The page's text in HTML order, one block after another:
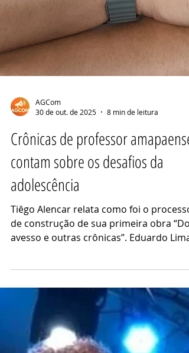
AGCom
30 de out. de 2025
8 min de leitura
Crônicas de professor amapaense
contam sobre os desafios da
adolescência
avesso e outras crônicas”. Eduardo
A coletânea “Do avesso e outras
foi lançada este mês pela editora
Minimalismo. O livro traz a proposta de